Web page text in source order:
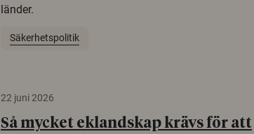
länder.
Säkerhetspolitik
22 juni 2026
Så mycket eklandskap krävs för att